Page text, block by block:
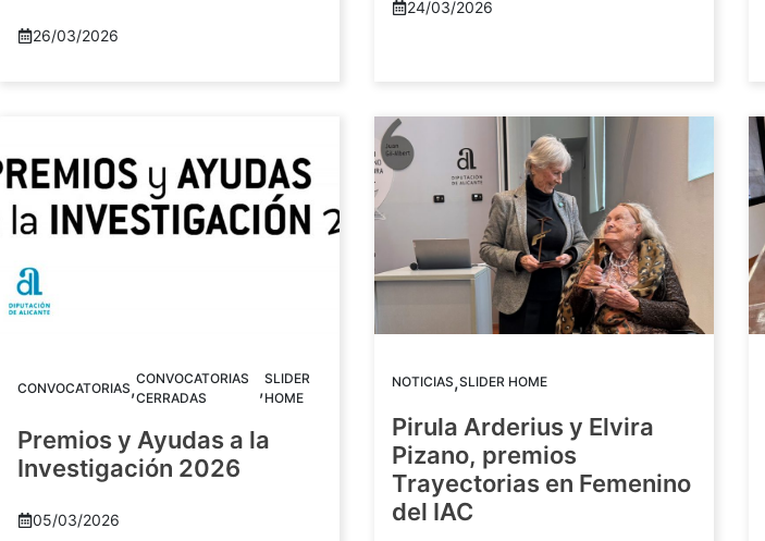
26/03/2026
24/03/2026
CONVOCATORIAS,CONVOCATORIAS
CERRADAS
,SLIDER
HOME
Premios y Ayudas a la
Investigación 2026
05/03/2026
NOTICIAS,SLIDER HOME
Pirula Arderius y Elvira
Pizano, premios
Trayectorias en Femenino
del IAC